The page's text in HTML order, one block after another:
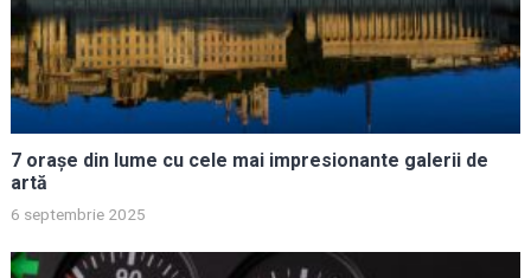
7 orașe din lume cu cele mai impresionante galerii de
artă
6 septembrie 2025